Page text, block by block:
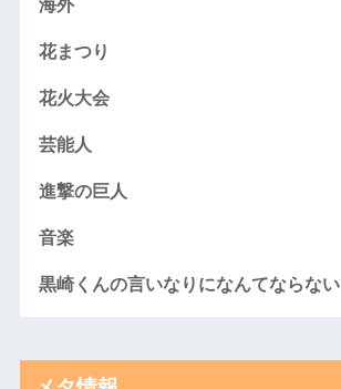
海外
花まつり
花火大会
芸能人
進撃の巨人
音楽
黒崎くんの言いなりになんてならない